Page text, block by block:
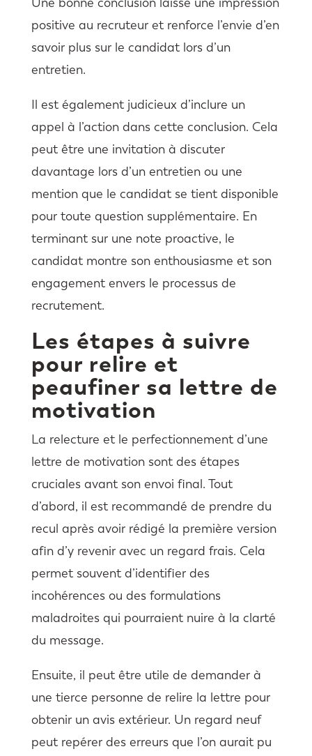
positive au recruteur et renforce l’envie d’en
savoir plus sur le candidat lors d’un
entretien.
Il est également judicieux d’inclure un
appel à l’action dans cette conclusion. Cela
peut être une invitation à discuter
davantage lors d’un entretien ou une
mention que le candidat se tient disponible
pour toute question supplémentaire. En
terminant sur une note proactive, le
candidat montre son enthousiasme et son
engagement envers le processus de
recrutement.
Les étapes à suivre
pour relire et
peaufiner sa lettre de
motivation
La relecture et le perfectionnement d’une
lettre de motivation sont des étapes
cruciales avant son envoi final. Tout
d’abord, il est recommandé de prendre du
recul après avoir rédigé la première version
afin d’y revenir avec un regard frais. Cela
permet souvent d’identifier des
incohérences ou des formulations
maladroites qui pourraient nuire à la clarté
du message.
Ensuite, il peut être utile de demander à
une tierce personne de relire la lettre pour
obtenir un avis extérieur. Un regard neuf
peut repérer des erreurs que l’on aurait pu